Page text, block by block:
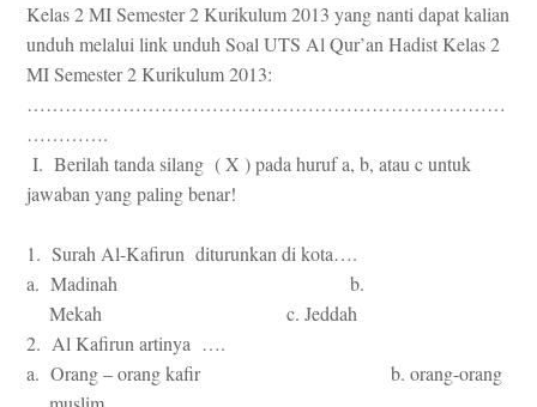
Kelas 2 MI Semester 2 Kurikulum 2013 yang nanti dapat kalian
unduh melalui link unduh Soal UTS Al Qur’an Hadist Kelas 2
MI Semester 2 Kurikulum 2013:
…………………………………………………………………
………….
I. Berilah tanda silang ( X ) pada huruf a, b, atau c untuk
jawaban yang paling benar!
1. Surah Al-Kafirun diturunkan di kota….
a. Madinah b.
Mekah c. Jeddah
2. Al Kafirun artinya ….
a. Orang – orang kafir b. orang-orang